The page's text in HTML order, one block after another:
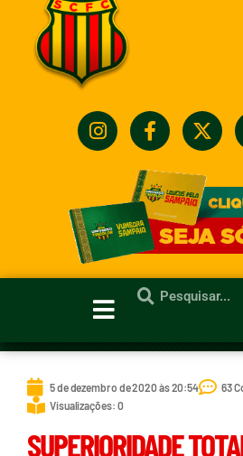
5 de dezembro de 2020 às 20:54
63
Visualizações: 0
SUPERIORIDADE